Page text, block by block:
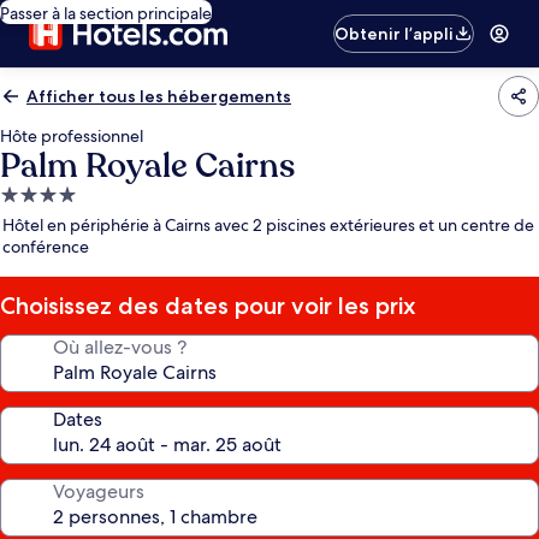
Passer à la section principale
Obtenir l’appli
Afficher tous les hébergements
Hôte professionnel
Palm Royale Cairns
Hébergement
4.0 étoiles
Hôtel en périphérie à Cairns avec 2 piscines extérieures et un centre de
conférence
Choisissez des dates pour voir les prix
Où allez-vous ?
Dates
Voyageurs